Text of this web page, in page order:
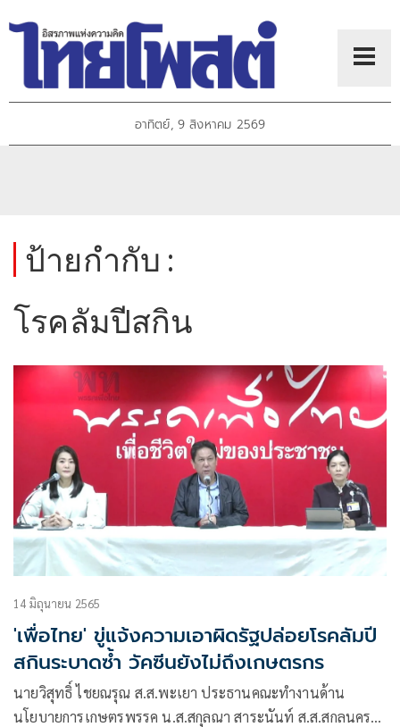
อาทิตย์, 9 สิงหาคม 2569
ป้ายกำกับ :
โรคลัมปีสกิน
14 มิถุนายน 2565
'เพื่อไทย' ขู่แจ้งความเอาผิดรัฐปล่อยโรคลัมปี
สกินระบาดซ้ำ วัคซีนยังไม่ถึงเกษตรกร
นายวิสุทธิ์ ไชยณรุณ ส.ส.พะเยา ประธานคณะทำงานด้าน
นโยบายการเกษตรพรรค น.ส.สกุลณา สาระนันท์ ส.ส.สกลนคร